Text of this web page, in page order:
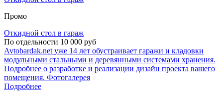
Промо
Откидной стол в гараж
По отдельности 10 000 руб
Avtobardak.net уже 14 лет обустраивает гаражи и кладовки
модульными стальными и деревянными системами хранения.
Подробнее о разработке и реализации дизайн проекта вашего
помещения. Фотогалерея
Подробнее